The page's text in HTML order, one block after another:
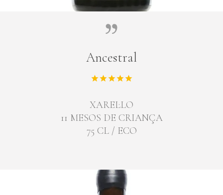
Ancestral
XAREL·LO
11 MESOS DE CRIANÇA
75 CL / ECO